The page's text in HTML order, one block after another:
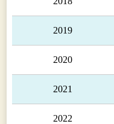
タイにおける関
ダストリーズ
の製造を行い、
プライベート リ
2019
2020
2021
2022